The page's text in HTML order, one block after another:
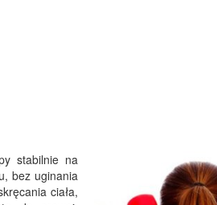
stabilnie na
bez uginania
ciała,